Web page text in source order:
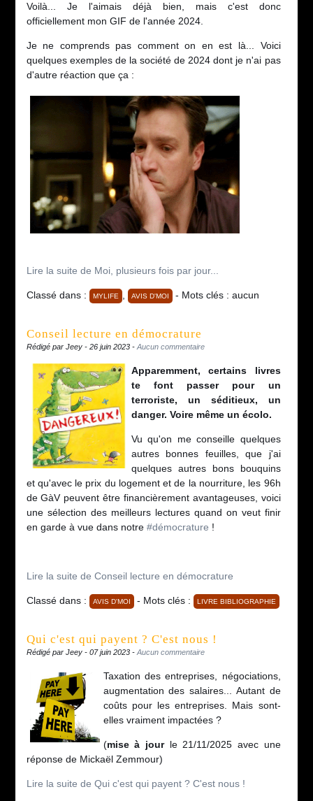
Voilà... Je l'aimais déjà bien, mais c'est donc
officiellement mon GIF de l'année 2024.
Je ne comprends pas comment on en est là... Voici
quelques exemples de la société de 2024 dont je n'ai pas
d'autre réaction que ça :
Lire la suite de Moi, plusieurs fois par jour...
Classé dans : MYLIFE , AVIS D'MOI - Mots clés : aucun
Conseil lecture en démocrature
Rédigé par Jeey - 26 juin 2023 - Aucun commentaire
Apparemment, certains livres
te font passer pour un
terroriste, un séditieux, un
danger. Voire même un écolo.
Vu qu'on me conseille quelques
autres bonnes feuilles, que j'ai
quelques autres bons bouquins
et qu'avec le prix du logement et de la nourriture, les 96h
de GàV peuvent être financièrement avantageuses, voici
une sélection des meilleurs lectures quand on veut finir
en garde à vue dans notre #démocrature !
Lire la suite de Conseil lecture en démocrature
Classé dans : AVIS D'MOI - Mots clés : LIVRE BIBLIOGRAPHIE
Qui c'est qui payent ? C'est nous !
Rédigé par Jeey - 07 juin 2023 - Aucun commentaire
Taxation des entreprises, négociations,
augmentation des salaires... Autant de
coûts pour les entreprises. Mais sont-
elles vraiment impactées ?
(mise à jourle 21/11/2025 avec une
réponse de Mickaël Zemmour)
Lire la suite de Qui c'est qui payent ? C'est nous !